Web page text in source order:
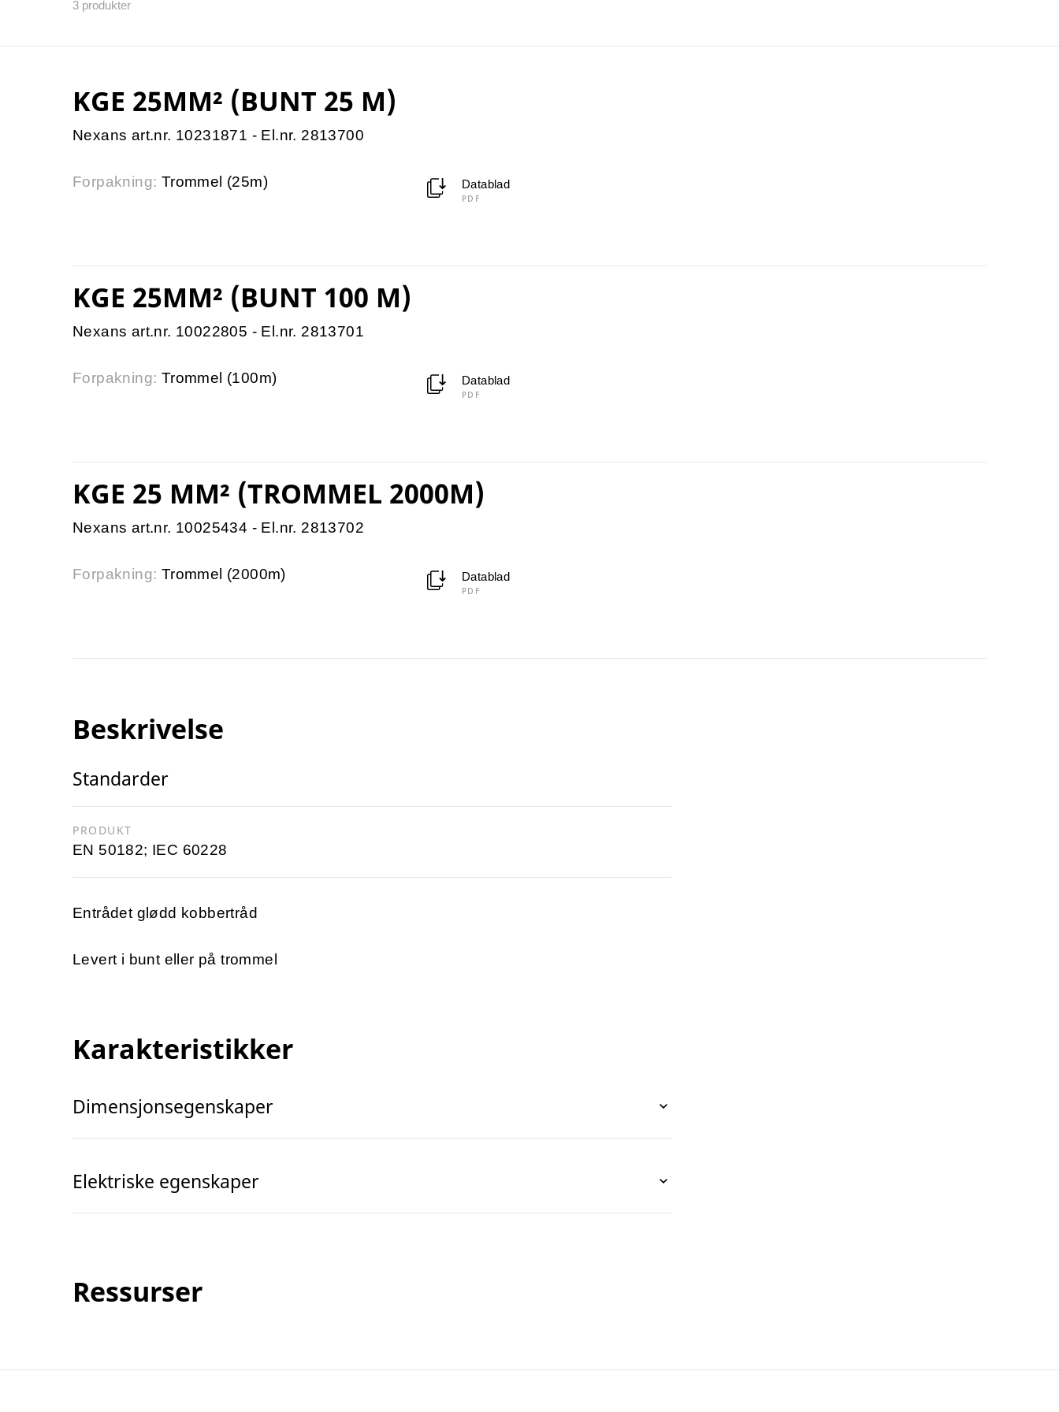
3 produkter
KGE 25MM² (BUNT 25 M)
Nexans art.nr. 10231871 - El.nr. 2813700
Forpakning: Trommel (25m) Datablad
PDF
KGE 25MM² (BUNT 100 M)
Nexans art.nr. 10022805 - El.nr. 2813701
Forpakning: Trommel (100m) Datablad
PDF
KGE 25 MM² (TROMMEL 2000M)
Nexans art.nr. 10025434 - El.nr. 2813702
Forpakning: Trommel (2000m) Datablad
PDF
Beskrivelse
Standarder
PRODUKT
EN 50182; IEC 60228
Entrådet glødd kobbertråd
Levert i bunt eller på trommel
Karakteristikker
Dimensjonsegenskaper
Elektriske egenskaper
Ressurser